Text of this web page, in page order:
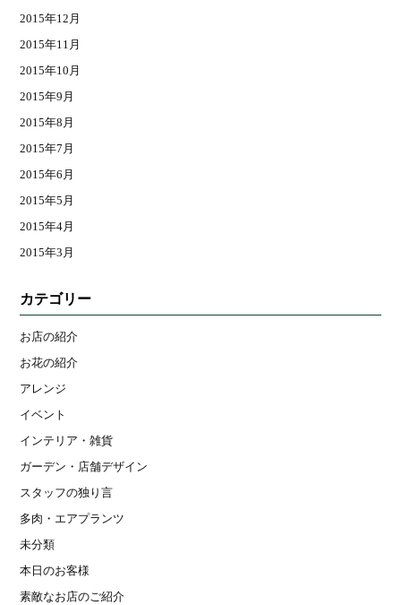
2015年12月
2015年11月
2015年10月
2015年9月
2015年8月
2015年7月
2015年6月
2015年5月
2015年4月
2015年3月
カテゴリー
お店の紹介
お花の紹介
アレンジ
イベント
インテリア・雑貨
ガーデン・店舗デザイン
スタッフの独り言
多肉・エアプランツ
未分類
本日のお客様
素敵なお店のご紹介